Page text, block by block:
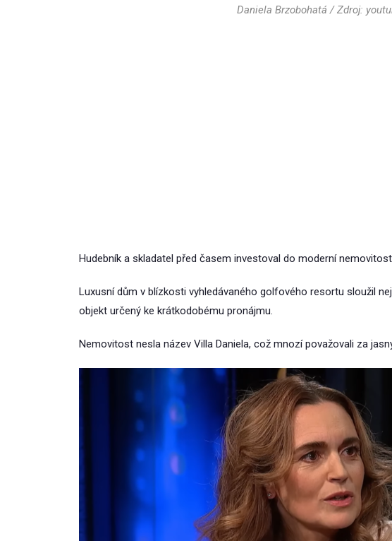
Daniela Brzobohatá / Zdroj:
Hudebník a skladatel před časem investoval do moderní
Luxusní dům v blízkosti vyhledávaného golfového resortu sloužil
objekt určený ke krátkodobému pronájmu.
Nemovitost nesla název Villa Daniela, což mnozí považovali za